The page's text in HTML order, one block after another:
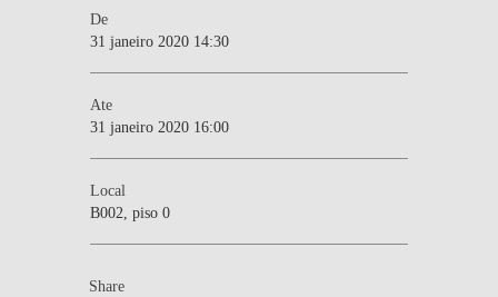
De
31 janeiro 2020 14:30
Ate
31 janeiro 2020 16:00
Local
B002, piso 0
Share